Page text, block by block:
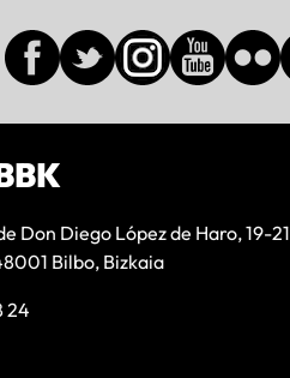
Don Diego López de Haro, 19-21
Bilbo, Bizkaia
24